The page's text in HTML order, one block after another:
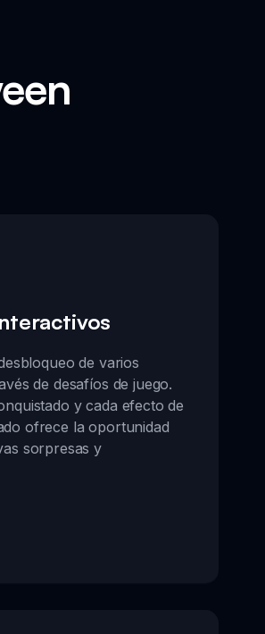
de varios
de desafíos de juego.
y cada efecto de
ofrece la oportunidad
sorpresas y